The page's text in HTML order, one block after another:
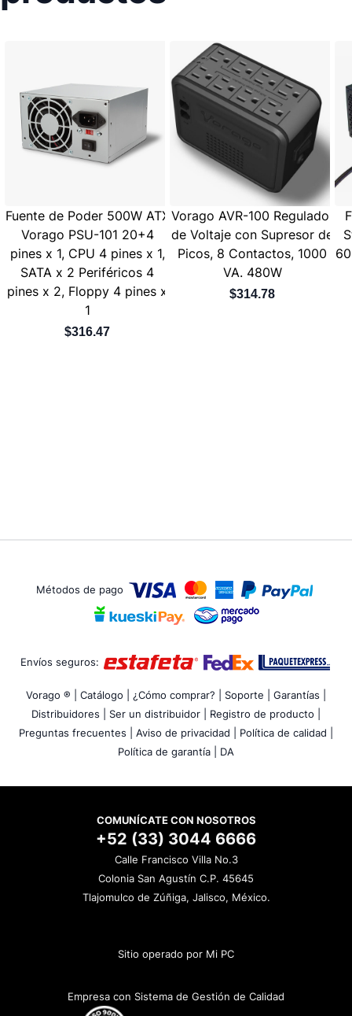
Fuente de Poder 500W ATX
Vorago PSU-101 20+4
pines x 1, CPU 4 pines x 1,
SATA x 2 Periféricos 4
pines x 2, Floppy 4 pines x
1
$316.47
Vorago AVR-100 Regulador
de Voltaje con Supresor de
Picos, 8 Contactos, 1000
VA. 480W
$314.78
Métodos de pago
Envíos seguros:
Vorago ® | Catálogo | ¿Cómo comprar? | Soporte |
Garantías |
Distribuidores |
Ser un distribuidor |
Registro de producto |
Preguntas frecuentes |
Aviso de privacidad |
Política de calidad |
Política de garantía |
DA
COMUNÍCATE CON NOSOTROS
+52 (33) 3044 6666
Calle Francisco Villa No.3
Colonia San Agustín C.P. 45645
Tlajomulco de Zúñiga, Jalisco, México.
Sitio operado por Mi PC
Empresa con Sistema de Gestión de Calidad